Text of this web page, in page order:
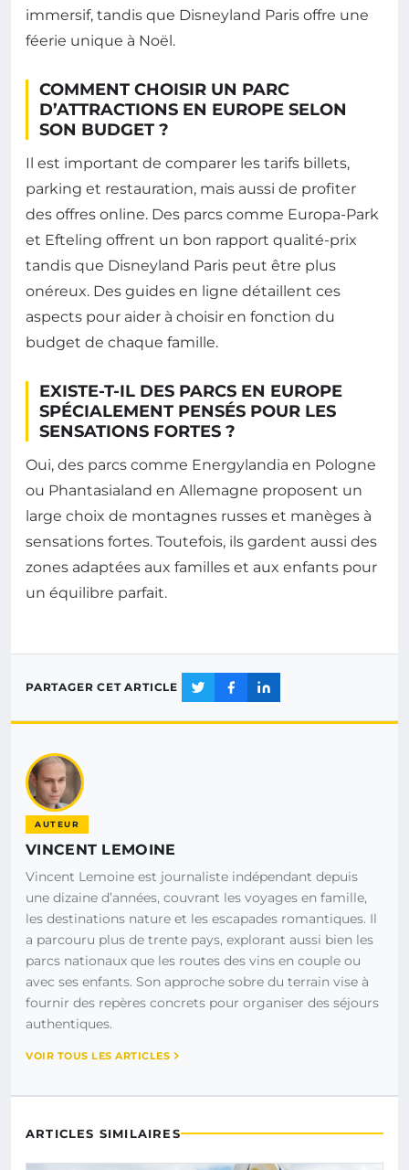
immersif, tandis que Disneyland Paris offre une
féerie unique à Noël.
COMMENT CHOISIR UN PARC
D’ATTRACTIONS EN EUROPE SELON
SON BUDGET ?
Il est important de comparer les tarifs billets,
parking et restauration, mais aussi de profiter
des offres online. Des parcs comme Europa-Park
et Efteling offrent un bon rapport qualité-prix
tandis que Disneyland Paris peut être plus
onéreux. Des guides en ligne détaillent ces
aspects pour aider à choisir en fonction du
budget de chaque famille.
EXISTE-T-IL DES PARCS EN EUROPE
SPÉCIALEMENT PENSÉS POUR LES
SENSATIONS FORTES ?
Oui, des parcs comme Energylandia en Pologne
ou Phantasialand en Allemagne proposent un
large choix de montagnes russes et manèges à
sensations fortes. Toutefois, ils gardent aussi des
zones adaptées aux familles et aux enfants pour
un équilibre parfait.
PARTAGER CET ARTICLE
AUTEUR
VINCENT LEMOINE
Vincent Lemoine est journaliste indépendant depuis
une dizaine d’années, couvrant les voyages en famille,
les destinations nature et les escapades romantiques. Il
a parcouru plus de trente pays, explorant aussi bien les
parcs nationaux que les routes des vins en couple ou
avec ses enfants. Son approche sobre du terrain vise à
fournir des repères concrets pour organiser des séjours
authentiques.
VOIR TOUS LES ARTICLES
ARTICLES SIMILAIRES